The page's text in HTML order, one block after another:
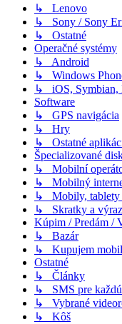
↳ Lenovo
↳ Sony / Sony
↳ Ostatné
Operačné systémy
↳ Android
↳ Windows
↳ iOS, Symbian,
Software
↳ GPS navigácia
↳ Hry
↳ Ostatné
Špecializované
↳ Mobilní
↳ Mobilný
↳ Mobily, tablety
↳ Skratky a
Kúpim / Predám /
↳ Bazár
↳ Kupujem mobil
Ostatné
↳ Články
↳ SMS pre
↳ Vybrané
↳ Kôš